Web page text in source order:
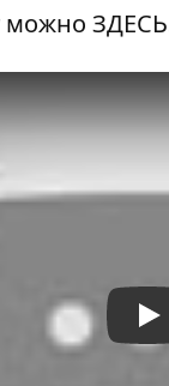
можно ЗДЕСЬ